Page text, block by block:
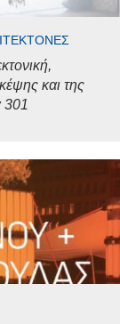
και της
301